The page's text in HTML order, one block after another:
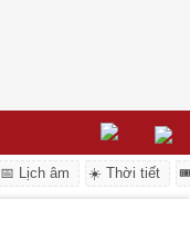
📅 Lịch âm ☀️ Thời tiết